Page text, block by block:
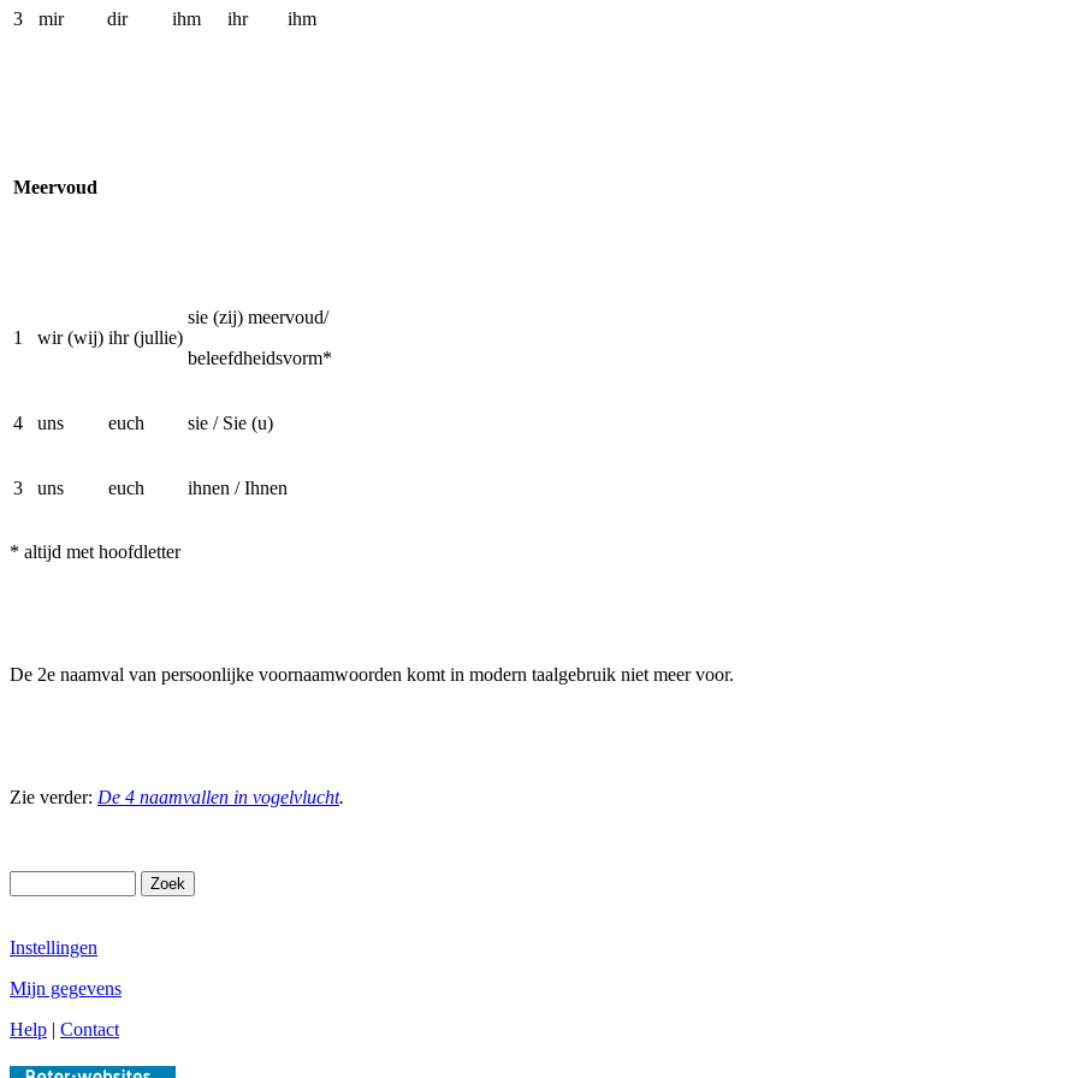
3 mir dir ihm ihr ihm
Meervoud
1 wir (wij) ihr (jullie)
sie (zij) meervoud/
beleefdheidsvorm*
4 uns euch sie / Sie (u)
3 uns euch ihnen / Ihnen
* altijd met hoofdletter
De 2e naamval van persoonlijke voornaamwoorden komt in modern taalgebruik niet meer voor.
Zie verder: De 4 naamvallen in vogelvlucht.
Instellingen
Mijn gegevens
Help | Contact